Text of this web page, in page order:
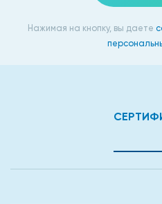
Нажимая на кнопку, вы даете